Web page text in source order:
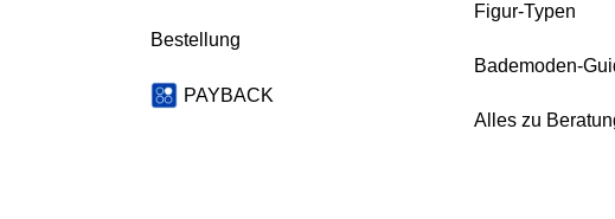
Bestellung
PAYBACK
Figur-Typen
Bademoden-
Alles zu